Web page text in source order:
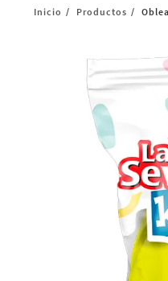
Alimentos
Bebés
Botanas y bebidas
Cuidado de la ropa
Cuidado personal
Limpieza del hogar
Inicio Productos